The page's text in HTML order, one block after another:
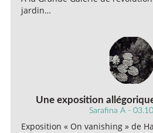
jardin…
Une exposition
Sarafina A -
Exposition « On vanishing » de